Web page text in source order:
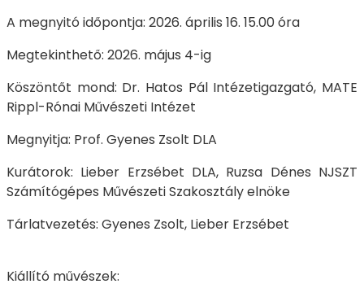
A megnyitó időpontja: 2026. április 16. 15.00 óra
Megtekinthető: 2026. május 4-ig
Köszöntőt mond: Dr. Hatos Pál Intézetigazgató, MATE
Rippl-Rónai Művészeti Intézet
Megnyitja: Prof. Gyenes Zsolt DLA
Kurátorok: Lieber Erzsébet DLA, Ruzsa Dénes NJSZT
Számítógépes Művészeti Szakosztály elnöke
Tárlatvezetés: Gyenes Zsolt, Lieber Erzsébet
Kiállító művészek: